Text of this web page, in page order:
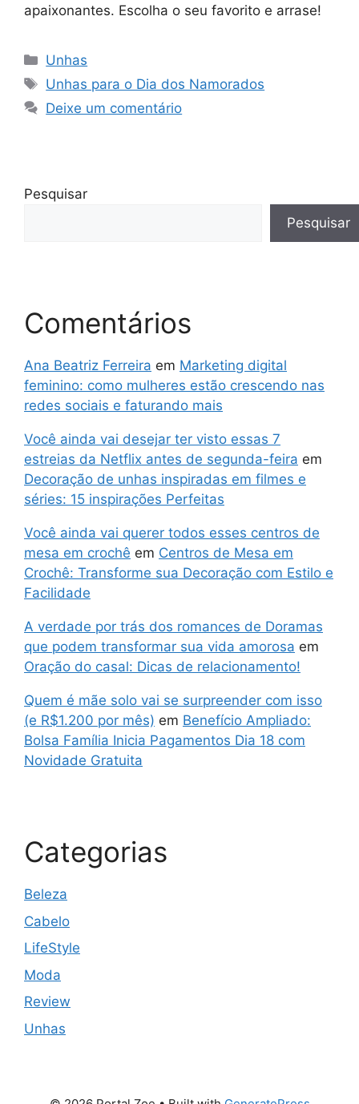
apaixonantes. Escolha o seu favorito e arrase!
Categorias
Unhas
Tags
Unhas para o Dia dos Namorados
Deixe um comentário
Pesquisar
Pesquisar
Comentários
Ana Beatriz Ferreira em Marketing digital
feminino: como mulheres estão crescendo nas
redes sociais e faturando mais
Você ainda vai desejar ter visto essas 7
estreias da Netflix antes de segunda-feira em
Decoração de unhas inspiradas em filmes e
séries: 15 inspirações Perfeitas
Você ainda vai querer todos esses centros de
mesa em crochê em Centros de Mesa em
Crochê: Transforme sua Decoração com Estilo e
Facilidade
A verdade por trás dos romances de Doramas
que podem transformar sua vida amorosa em
Oração do casal: Dicas de relacionamento!
Quem é mãe solo vai se surpreender com isso
(e R$1.200 por mês) em Benefício Ampliado:
Bolsa Família Inicia Pagamentos Dia 18 com
Novidade Gratuita
Categorias
Beleza
Cabelo
LifeStyle
Moda
Review
Unhas